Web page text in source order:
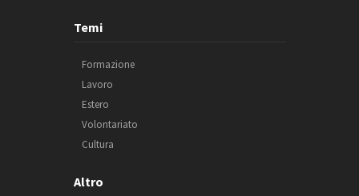
Temi
Formazione
Lavoro
Estero
Volontariato
Cultura
Altro